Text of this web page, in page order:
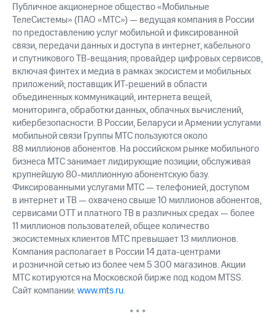
Публичное акционерное общество «Мобильные
ТелеСистемы» (ПАО «МТС») — ведущая компания в России
по предоставлению услуг мобильной и фиксированной
связи, передачи данных и доступа в интернет, кабельного
и спутниковогоТВ-вещания;провайдер цифровых сервисов,
включая финтех и медиа в рамках экосистем и мобильных
приложений; поставщикИТ-решенийв области
объединенных коммуникаций, интернета вещей,
мониторинга, обработки данных, облачных вычислений,
кибербезопасности. В России, Беларуси и Армении услугами
мобильной связи Группы МТС пользуются около
88 миллионов абонентов. На российском рынке мобильного
бизнеса МТС занимает лидирующие позиции, обслуживая
крупнейшую80-миллионнуюабонентскую базу.
Фиксированными услугами МТС — телефонией, доступом
в интернет и ТВ — охвачено свыше 10 миллионов абонентов,
сервисами OTT и платного ТВ в различных средах — более
11 миллионов пользователей, общее количество
экосистемных клиентов МТС превышает 13 миллионов.
Компания располагает в России 14 дата-центрами
и розничной сетью из более чем 5 300 магазинов. Акции
МТС котируются на Московской бирже под кодом MTSS.
Сайт компании:www.mts.ru.
* * *